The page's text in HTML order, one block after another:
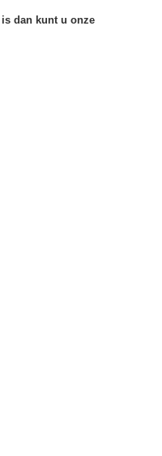
dan kunt u onze